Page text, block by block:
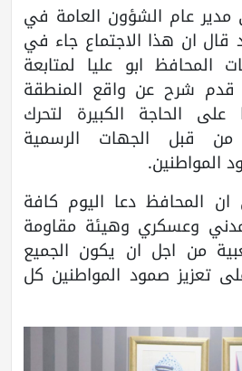
مدير عام الشؤون العامة في
ان هذا الاجتماع جاء في
المحافظ ابو عليا لمتابعة
قدم شرح عن واقع المنطقة
الحاجة الكبيرة لتحرك
قبل الجهات الرسمية
المواطنين.
ان المحافظ دعا اليوم كافة
وعسكري وهيئة مقاومة
من اجل ان يكون الجميع
تعزيز صمود المواطنين كل